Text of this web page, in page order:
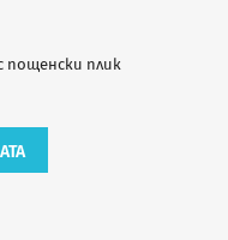
пощенски плик